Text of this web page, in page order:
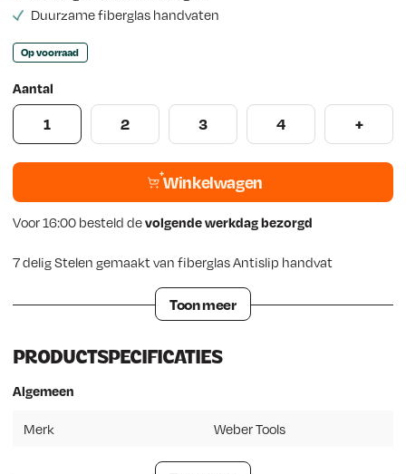
Duurzame fiberglas handvaten
Op voorraad
Aantal
1 2 3 4 +
Winkelwagen
Voor 16:00 besteld devolgende werkdag bezorgd
7 delig Stelen gemaakt van fiberglas Antislip handvat
Toon meer
PRODUCTSPECIFICATIES
Algemeen
Merk Weber Tools